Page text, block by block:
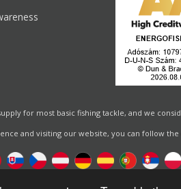
for most basic fishing tackle, and we
and visiting our website, you can follow
Energofish Kft